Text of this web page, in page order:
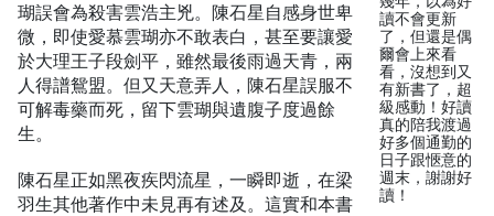
瑚誤會為殺害雲浩主兇。陳石星自感身世卑
微，即使愛慕雲瑚亦不敢表白，甚至要讓愛
於大理王子段劍平，雖然最後雨過天青，兩
人得譜鴛盟。但又天意弄人，陳石星誤服不
可解毒藥而死，留下雲瑚與遺腹子度過餘
生。
陳石星正如黑夜疾閃流星，一瞬即逝，在梁
羽生其他著作中未見再有述及。這實和本書
讀不會更新
了，但還是偶
爾會上來看
看，沒想到又
有新書了，超
級感動！好讀
真的陪我渡過
好多個通勤的
日子跟愜意的
週末，謝謝好
讀！